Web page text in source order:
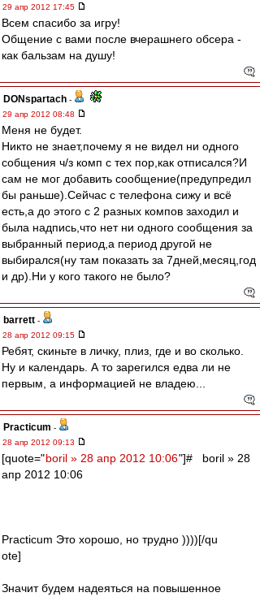
29 апр 2012 17:45
Всем спасибо за игру!
Общение с вами после вчерашнего обсера -
как бальзам на душу!
DONspartach -
29 апр 2012 08:48
Меня не будет.
Никто не знает,почему я не видел ни одного
собщения ч/з комп с тех пор,как отписался?И
сам не мог добавить сообщение(предупредил
бы раньше).Сейчас с телефона сижу и всё
есть,а до этого с 2 разных компов заходил и
была надпись,что нет ни одного сообщения за
выбранный период,а период другой не
выбирался(ну там показать за 7дней,месяц,год
и др).Ни у кого такого не было?
barrett -
28 апр 2012 09:15
Ребят, скиньте в личку, плиз, где и во сколько.
Ну и календарь. А то зарегился едва ли не
первым, а информацией не владею...
Practicum -
28 апр 2012 09:13
[quote="boril » 28 апр 2012 10:06"]# boril » 28
апр 2012 10:06
Practicum Это хорошо, но трудно ))))[/qu
ote]
Значит будем надеяться на повышенное